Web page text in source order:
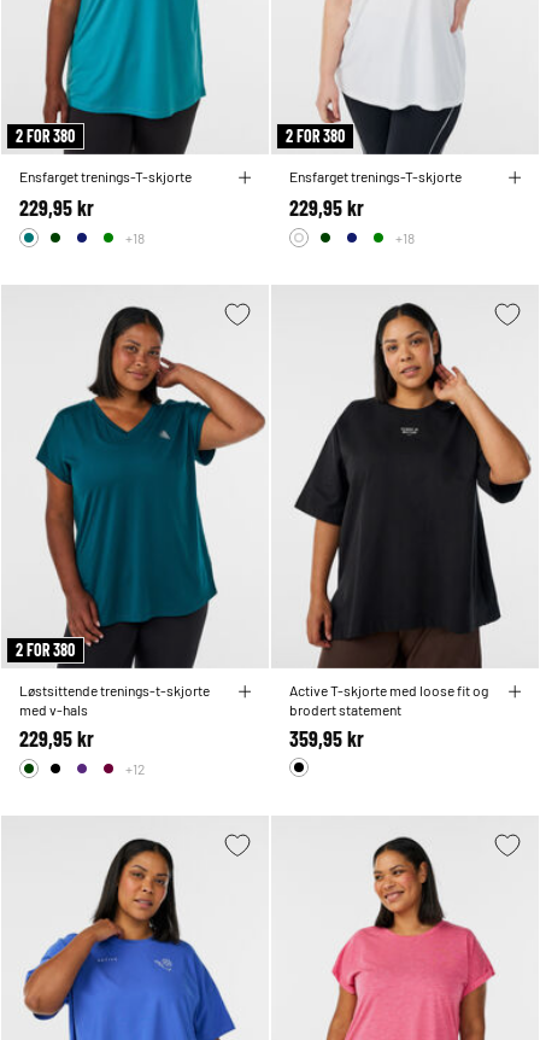
2 FOR 380
Ensfarget trenings-T-skjorte
229,95 kr
+18
2 FOR 380
Ensfarget trenings-T-skjorte
229,95 kr
+18
2 FOR 380
Løstsittende trenings-t-skjorte
med v-hals
229,95 kr
+12
Active T-skjorte med loose fit og
brodert statement
359,95 kr